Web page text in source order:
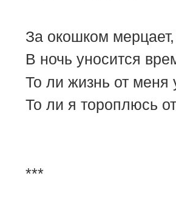
За окошком
В ночь уносится
То ли жизнь от меня
То ли я тороплюсь
***